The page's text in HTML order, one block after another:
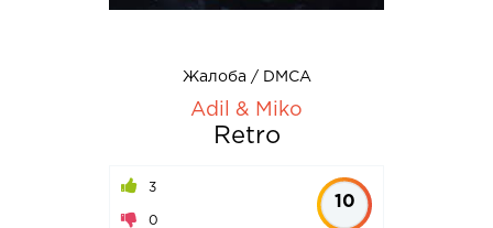
Жалоба / DMCA
Adil & Miko
Retro
3
0
10